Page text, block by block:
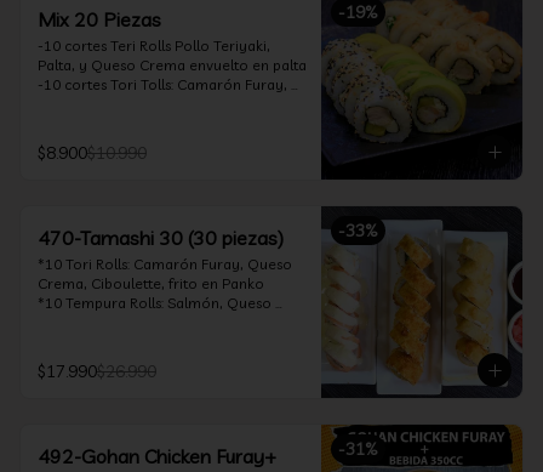
-19%
Mix 20 Piezas
-10 cortes Teri Rolls Pollo Teriyaki,
Palta, y Queso Crema envuelto en palta
-10 cortes Tori Tolls: Camarón Furay,
teriyaki 30ml
$8.900$10.990
-33%
470-Tamashi 30 (30 piezas)
*10 Tori Rolls: Camarón Furay, Queso
Crema, Ciboulette, frito en Panko
*10 Tempura Rolls: Salmón, Queso
furay, queso crema y cebollín, envuelto
en salmón y bañado en salsa
$17.990$26.990
-31%
492-Gohan Chicken Furay+